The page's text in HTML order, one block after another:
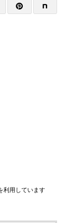
利用しています